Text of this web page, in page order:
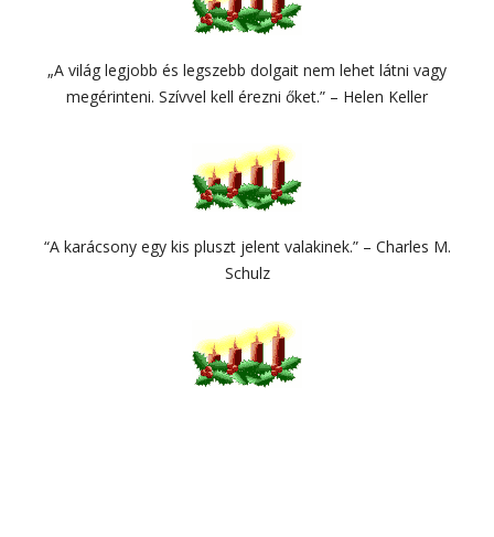
„A világ legjobb és legszebb dolgait nem lehet látni vagy
megérinteni. Szívvel kell érezni őket.” – Helen Keller
“A karácsony egy kis pluszt jelent valakinek.” – Charles M.
Schulz